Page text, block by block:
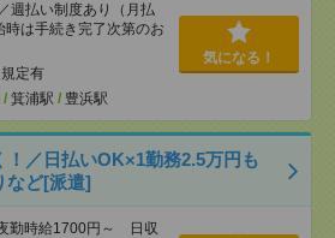
払い制度あり（月払
は手続き完了次第のお
定有
/ 箕浦駅 / 豊浜駅
気になる！
！／日払いOK×1勤務2.5万円も
など[派遣]
勤時給1700円～ 日収